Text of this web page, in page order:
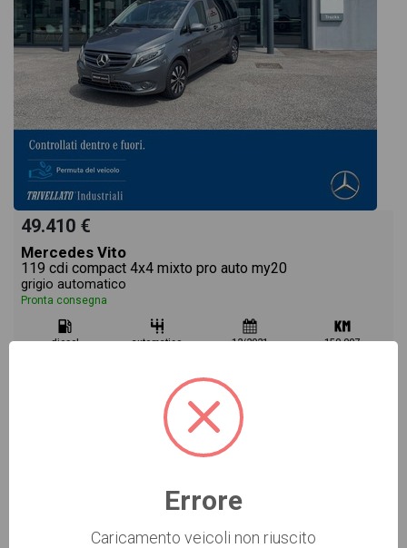
49.410 €
Mercedes Vito
119 cdi compact 4x4 mixto pro auto my20
grigio automatico
Pronta consegna
diesel automatico 12/2021 150.007
Vai alla scheda >>
Errore
Caricamento veicoli non riuscito